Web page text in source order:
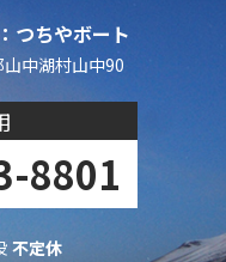
つちやボート
中湖村山中90
8801
不定休